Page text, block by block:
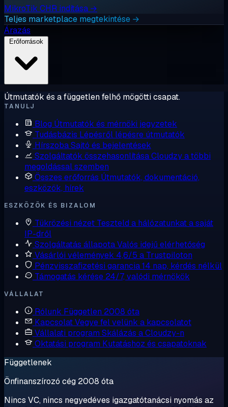
MikroTik CHR indítása →
Teljes marketplace megtekintése →
Árazás
Útmutatók és a független felhő mögötti csapat.
TANULJ
Blog Útmutatók és mérnöki jegyzetek
Tudásbázis Lépésről lépésre útmutatók
HírszobaSajtó és bejelentések
Szolgáltatók összehasonlításaCloudzy a többi
megoldással szemben
Összes erőforrás Útmutatók, dokumentáció,
eszközök, hírek
ESZKÖZÖK ÉS BIZALOM
Tükrözési nézet Teszteld a hálózatunkat a saját
IP-dről
Szolgáltatás állapotaValós idejű elérhetőség
Vásárlói vélemények 4,6/5 a Trustpiloton
Pénzvisszafizetési garancia14 nap, kérdés nélkül
Támogatás kérése 24/7, valódi mérnökök
VÁLLALAT
Rólunk Független 2008 óta
KapcsolatVegye fel velünk a kapcsolatot
Vállalati program Skálázás a Cloudzy-n
Oktatási program Kutatáshoz és csapatoknak
Függetlenek
Önfinanszírozó cég 2008 óta
Nincs VC, nincs negyedéves igazgatótanácsi nyomás az